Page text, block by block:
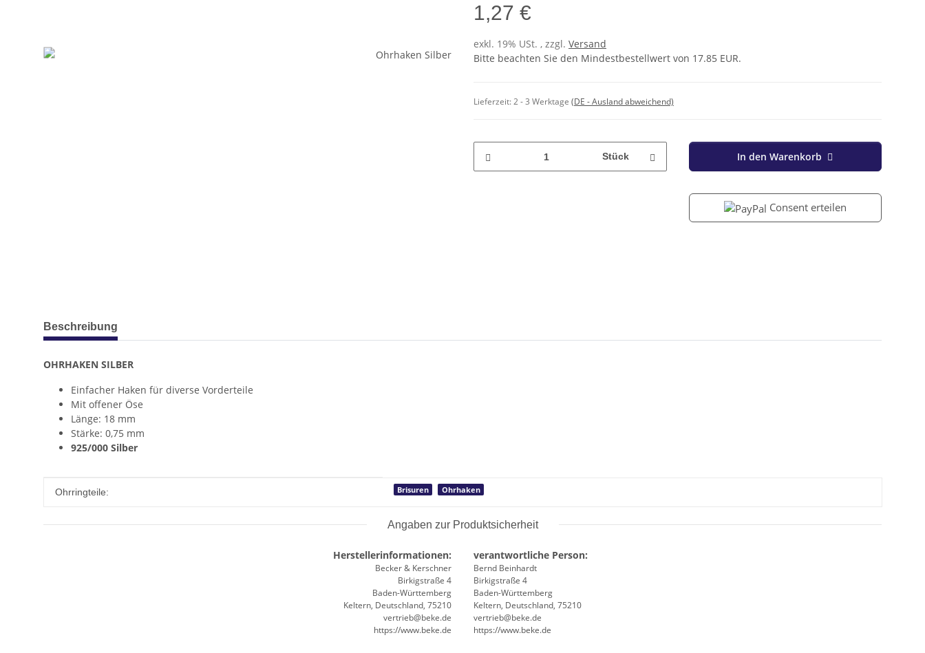
1,27 €
exkl. 19% USt. , zzgl. Versand
Bitte beachten Sie den Mindestbestellwert von 17.85 EUR.
Lieferzeit:2 - 3 Werktage (DE - Ausland abweichend)
Stück In den Warenkorb
Consent erteilen
weitere Registerkarten anzeigen
Beschreibung
OHRHAKEN SILBER
Einfacher Haken für diverse Vorderteile
Mit offener Öse
Länge: 18 mm
Stärke: 0,75 mm
925/000 Silber
Produkteigenschaft
Wert
Ohrringteile: Brisuren Ohrhaken
Angaben zur Produktsicherheit
Herstellerinformationen:
Becker & Kerschner
Birkigstraße 4
Baden-Württemberg
Keltern, Deutschland, 75210
vertrieb@beke.de
https://www.beke.de
verantwortliche Person:
Bernd Beinhardt
Birkigstraße 4
Baden-Württemberg
Keltern, Deutschland, 75210
vertrieb@beke.de
https://www.beke.de